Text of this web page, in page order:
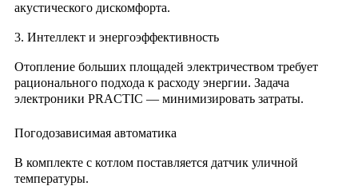
акустического дискомфорта.
3. Интеллект и энергоэффективность
Отопление больших площадей электричеством требует
рационального подхода к расходу энергии. Задача
электроники PRACTIC — минимизировать затраты.
Погодозависимая автоматика
В комплекте с котлом поставляется датчик уличной
температуры.